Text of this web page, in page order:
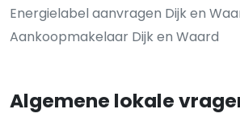
Energielabel aanvragen Dijk en
Aankoopmakelaar Dijk en Waard
Algemene lokale